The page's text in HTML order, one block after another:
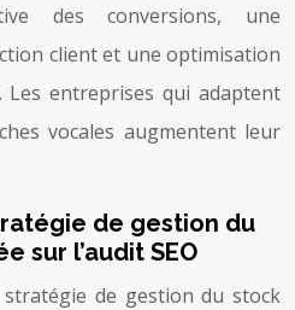
des conversions, une
client et une optimisation
Les entreprises qui adaptent
vocales augmentent leur
de gestion du
sur l’audit SEO
de gestion du stock